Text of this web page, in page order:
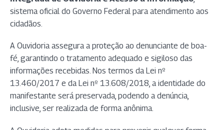
sistema oficial do Governo Federal para atendimento aos
cidadãos.
A Ouvidoria assegura a proteção ao denunciante de boa-
fé, garantindo o tratamento adequado e sigiloso das
informações recebidas. Nos termos da Lei nº
13.460/2017 e da Lei nº 13.608/2018, a identidade do
manifestante será preservada, podendo a denúncia,
inclusive, ser realizada de forma anônima.